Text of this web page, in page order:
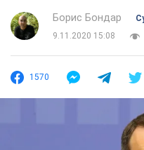
Борис Бондар
9.11.2020 15:08
1570